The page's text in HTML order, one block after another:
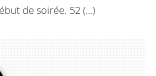
de soirée. 52 (…)